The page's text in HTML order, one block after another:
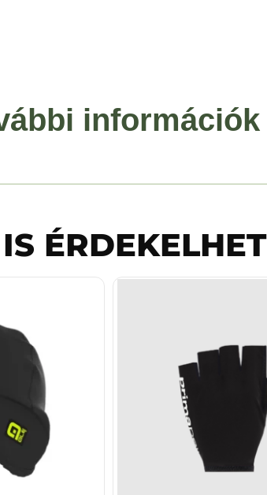
információk
ÉRDEKELHET